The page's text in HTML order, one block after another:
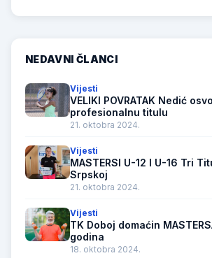
NEDAVNI ČLANCI
Vijesti
VELIKI POVRATAK Nedić
profesionalnu titulu
21. oktobra 2024.
Vijesti
MASTERSI U-12 I U-16 Tri
Srpskoj
21. oktobra 2024.
Vijesti
TK Doboj domaćin
godina
18. oktobra 2024.